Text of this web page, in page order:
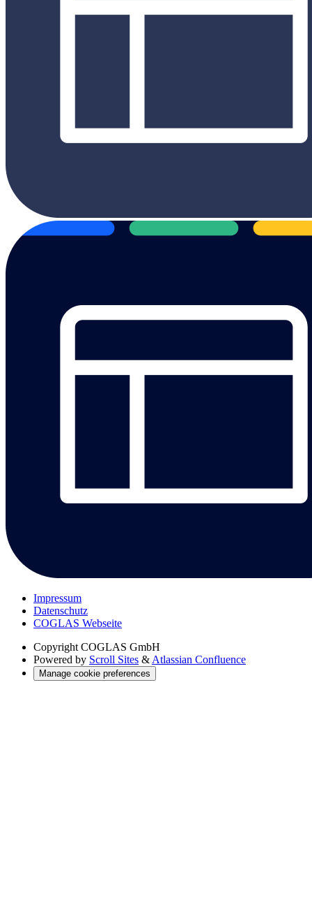
Impressum
Datenschutz
COGLAS Webseite
Copyright COGLAS GmbH
Powered by Scroll Sites & Atlassian Confluence
Manage cookie preferences